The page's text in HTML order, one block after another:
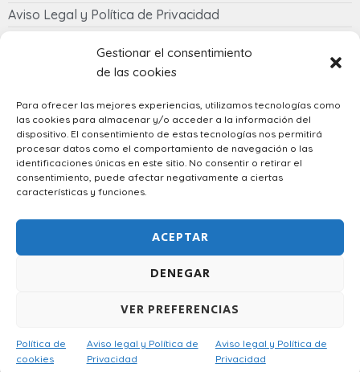
Gestionar el consentimiento
de las cookies
Para ofrecer las mejores experiencias, utilizamos tecnologías como
las cookies para almacenar y/o acceder a la información del
dispositivo. El consentimiento de estas tecnologías nos permitirá
procesar datos como el comportamiento de navegación o las
identificaciones únicas en este sitio. No consentir o retirar el
consentimiento, puede afectar negativamente a ciertas
características y funciones.
ACEPTAR
DENEGAR
VER PREFERENCIAS
Política de
cookies
Aviso legal y Política de
Privacidad
Aviso legal y Política de
Privacidad
Aviso Legal y Política de Privacidad
633 058 342
regalostowapo@gmail.com
derechos reservados.